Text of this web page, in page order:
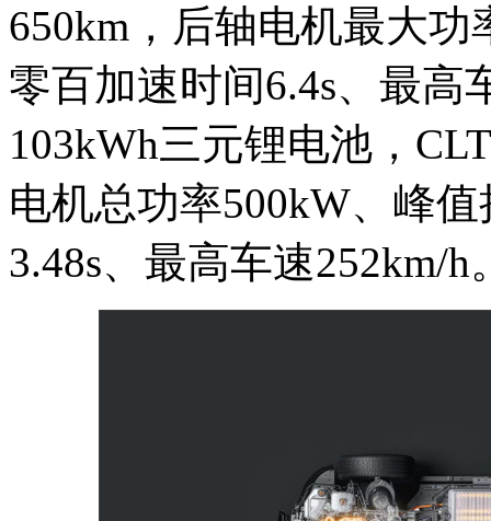
650km，后轴电机最大功
零百加速时间6.4s、最高
103kWh三元锂电池，
电机总功率500kW、峰
3.48s、最高车速252km/h